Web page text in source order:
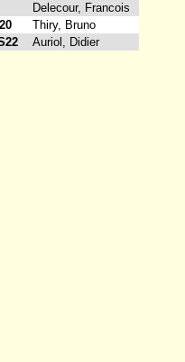
Delecour, Francois
Thiry, Bruno
Auriol, Didier